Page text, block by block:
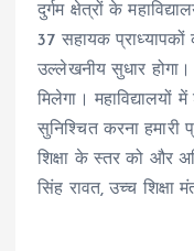
दुर्गम क्षेत्रों के
37 सहायक प्राध्यापकों
उल्लेखनीय सुधार
मिलेगा। महाविद्यालयों
सुनिश्चित करना
शिक्षा के स्तर को और
सिंह रावत, उच्च शिक्षा